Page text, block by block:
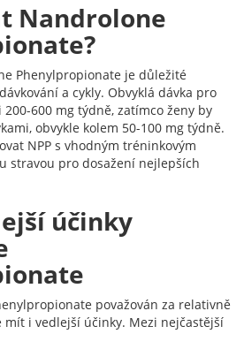
Nandrolone
Phenylpropionate je důležité
a cykly. Obvyklá dávka pro
600 mg týdně, zatímco ženy by
obvykle kolem 50-100 mg týdně.
NPP s vhodným tréninkovým
stravou pro dosažení nejlepších
účinky
považován za relativně
mít i vedlejší účinky. Mezi nejčastější